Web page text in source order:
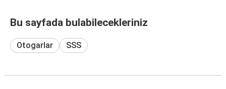
Bu sayfada bulabilecekleriniz
Otogarlar SSS